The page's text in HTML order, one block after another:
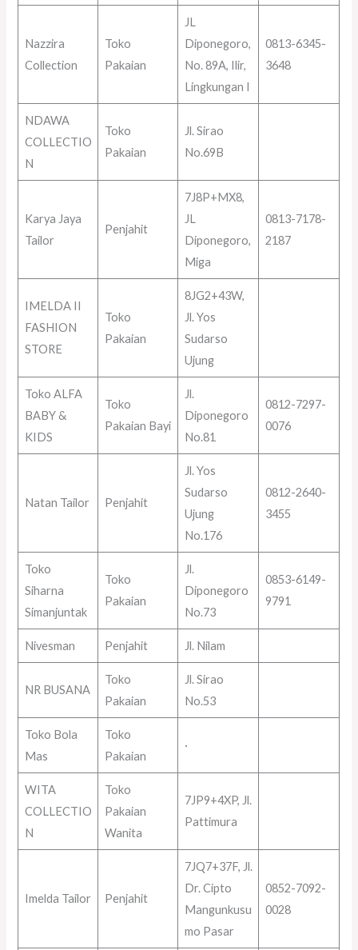
Nazzira
Collection
Toko
Pakaian
JL
Diponegoro,
No. 89A, Ilir,
Lingkungan I
0813-6345-
3648
NDAWA
COLLECTIO
N
Toko
Pakaian
Jl. Sirao
No.69B
Karya Jaya
Tailor
Penjahit
7J8P+MX8,
JL
Diponegoro,
Miga
0813-7178-
2187
IMELDA II
FASHION
STORE
Toko
Pakaian
8JG2+43W,
Jl. Yos
Sudarso
Ujung
Toko ALFA
BABY &
KIDS
Toko
Pakaian Bayi
Jl.
Diponegoro
No.81
0812-7297-
0076
Natan Tailor Penjahit
Jl. Yos
Sudarso
Ujung
No.176
0812-2640-
3455
Toko
Siharna
Simanjuntak
Toko
Pakaian
Jl.
Diponegoro
No.73
0853-6149-
9791
Nivesman Penjahit Jl. Nilam
NR BUSANA
Toko
Pakaian
Jl. Sirao
No.53
Toko Bola
Mas
Toko
Pakaian
·
WITA
COLLECTIO
N
Toko
Pakaian
Wanita
7JP9+4XP, Jl.
Pattimura
Imelda Tailor Penjahit
7JQ7+37F, Jl.
Dr. Cipto
Mangunkusu
mo Pasar
0852-7092-
0028